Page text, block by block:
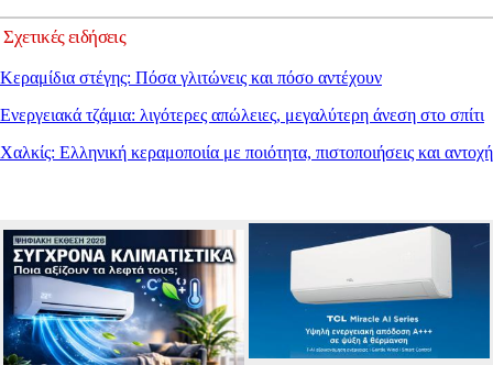
Σχετικές ειδήσεις
Κεραμίδια στέγης: Πόσα γλιτώνεις και πόσο αντέχουν
Ενεργειακά τζάμια: λιγότερες απώλειες, μεγαλύτερη άνεση στο σπίτι
Χαλκίς: Ελληνική κεραμοποιία με ποιότητα, πιστοποιήσεις και αντοχή